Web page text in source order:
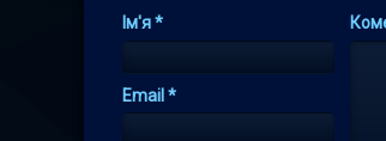
Ім'я*
Email *